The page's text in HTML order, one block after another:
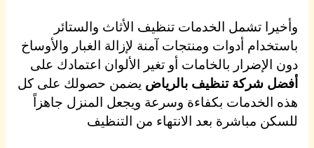
وأخيرا تشمل الخدمات تنظيف الأثاث والستائر
باستخدام أدوات ومنتجات آمنة لإزالة الغبار والأوساخ
دون الإضرار بالخامات أو تغير الألوان اعتمادك على
أفضل شركة تنظيف بالرياض يضمن حصولك على كل
هذه الخدمات بكفاءة وسرعة ويجعل المنزل جاهزاً
للسكن مباشرة بعد الانتهاء من التنظيف